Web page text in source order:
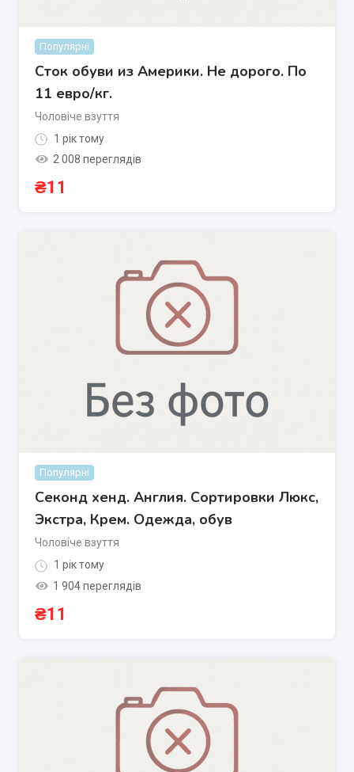
Популярні
Сток обуви из Америки. Не дорого. По
11 евро/кг.
Чоловіче взуття
1 рік тому
2 008 переглядів
₴11
Популярні
Секонд хенд. Англия. Сортировки Люкс,
Экстра, Крем. Одежда, обув
Чоловіче взуття
1 рік тому
1 904 переглядів
₴11